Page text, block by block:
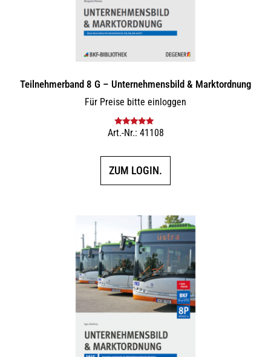
Teilnehmerband 8 G – Unternehmensbild & Marktordnung
Für Preise bitte einloggen
Bewertet mit
Art.-Nr.: 41108
ZUM LOGIN.